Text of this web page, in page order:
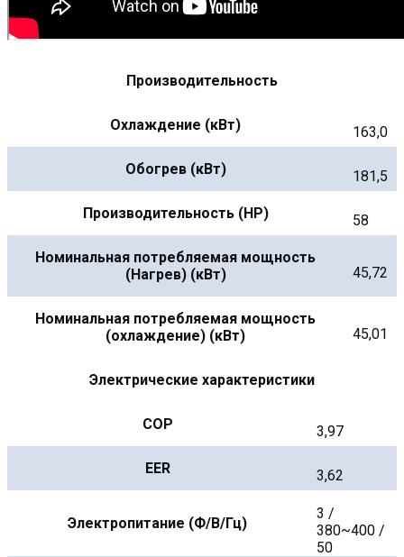
Производительность
Охлаждение (кВт) 163,0
Обогрев (кВт) 181,5
Производительность (HP) 58
Номинальная потребляемая мощность
(Нагрев) (кВт)
45,72
Номинальная потребляемая мощность
(охлаждение) (кВт)
45,01
Электрические характеристики
COP 3,97
EER 3,62
Электропитание (Ф/В/Гц)
3 /
380~400 /
50